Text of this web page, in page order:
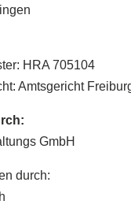
HRA 705104
Amtsgericht
GmbH
durch: